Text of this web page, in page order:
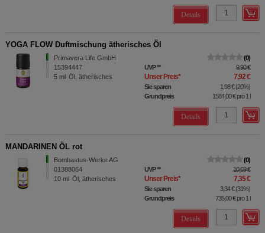
Details
YOGA FLOW Duftmischung ätherisches Öl
Primavera Life GmbH
15394447
5 ml Öl, ätherisches
0
UVP** 9,90 €
Unser Preis* 7,92 €
Sie sparen 1,98 €(20%)
Grundpreis
1584,00 €pro 1 l
Details
MANDARINEN ÖL rot
Bombastus-Werke AG
01388064
10 ml Öl, ätherisches
0
UVP** 10,69 €
Unser Preis* 7,35 €
Sie sparen 3,34 €(31%)
Grundpreis
735,00 €pro 1 l
Details